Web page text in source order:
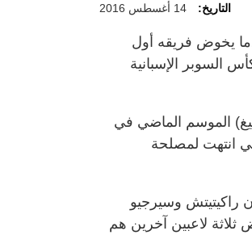
التاريخ: 14 أغسطس 2016
يخوض فريقه أول
السوبر الإسبانية
ليغ) الموسم الماضي في
انتهت لمصلحة
راكيتيتش وسيرجيو
ثلاثة لاعبين آخرين هم